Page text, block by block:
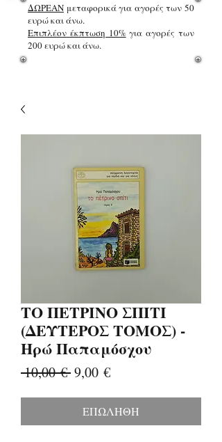
ΔΩΡΕΑΝ μεταφορικά για αγορές των 50
ευρώ και άνω.
Επιπλέον έκπτωση 10%για αγορές των
200 ευρώ και άνω.
ΤΟ ΠΕΤΡΙΝΟ ΣΠΙΤΙ
(ΔΕΥΤΕΡΟΣ ΤΟΜΟΣ) -
Ηρώ Παπαμόσχου
10,00 € Κανονική
9,00 €Τιμή
ΕΠΩΛΗΘΗ